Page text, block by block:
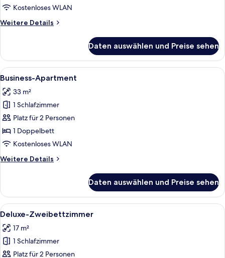
Kostenloses WLAN
Weitere Details
Weitere
Apartment
Daten auswählen und Preise sehen
Alle
Fotos
für
Business-
Apartment
anzeigen
Ein Hotelzimmer mit Schreibtisch,
5
Business-Apartment
33 m²
1 Schlafzimmer
Platz für 2 Personen
1 Doppelbett
Kostenloses WLAN
Weitere Details
Weitere
Apartment
Daten auswählen und Preise sehen
Alle
Fotos
für
Deluxe-
Zweibettzimmer
Ein Hotelzimmer mit zwei Betten,
4
Deluxe-Zweibettzimmer
17 m²
1 Schlafzimmer
Platz für 2 Personen